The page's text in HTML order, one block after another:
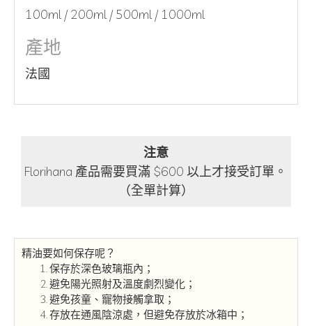
精油要如何保存呢？
保存於深色玻璃瓶內；
避免陽光照射及溫度劇烈變化；
避免孩童、寵物接觸拿取；
存放在通風陰涼處，但避免存放於冰箱中；
注意
Florihana 產品需要買滿 $600 以上才接受訂單。
（全單計算）
100ml / 200ml / 500ml / 1000ml
產地
法國